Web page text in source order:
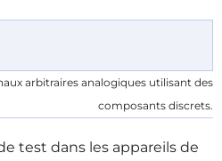
arbitraires analogiques utilisant des
composants discrets.
test dans les appareils de